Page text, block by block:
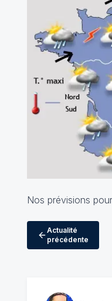
Nos prévisions
Actualité
précédente